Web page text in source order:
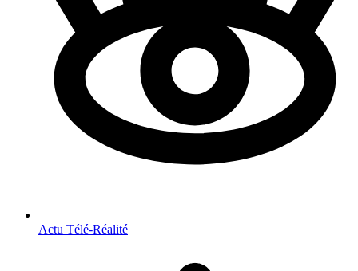
Actu Télé-Réalité